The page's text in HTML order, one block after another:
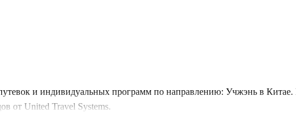
и индивидуальных программ по направлению: Учжэнь в
от United Travel Systems.